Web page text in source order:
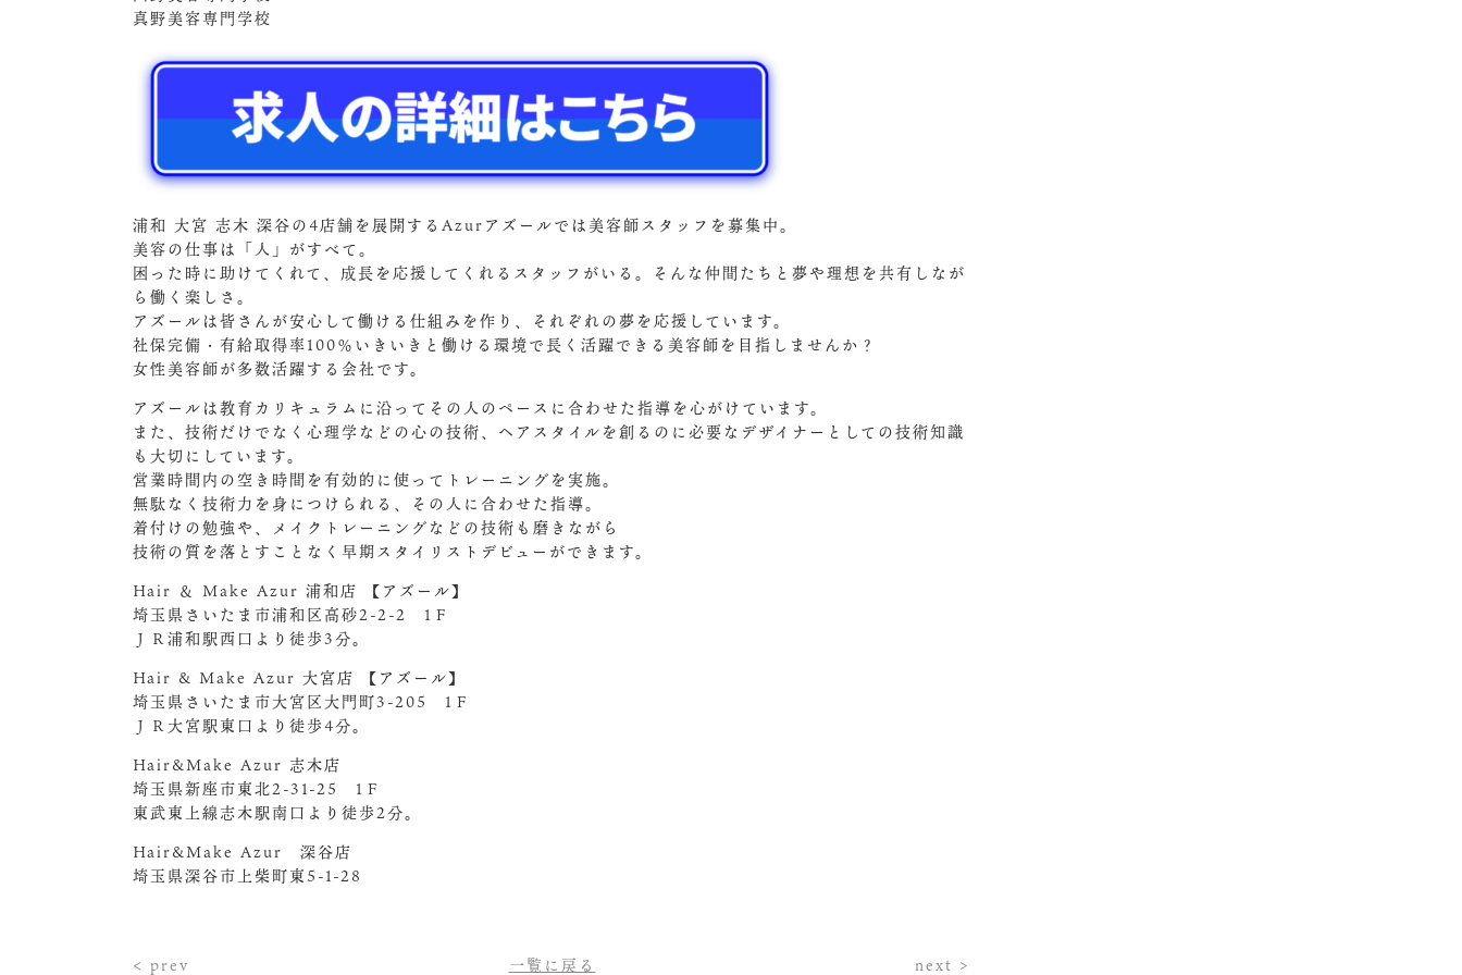
真野美容専門学校
浦和 大宮 志木 深谷の4店舗を展開するAzurアズールでは美容師スタッフを募集中。
美容の仕事は「人」がすべて。
困った時に助けてくれて、成長を応援してくれるスタッフがいる。そんな仲間たちと夢や理想を共有しなが
ら働く楽しさ。
アズールは皆さんが安心して働ける仕組みを作り、それぞれの夢を応援しています。
社保完備・有給取得率100％いきいきと働ける環境で長く活躍できる美容師を目指しませんか？
女性美容師が多数活躍する会社です。
アズールは教育カリキュラムに沿ってその人のペースに合わせた指導を心がけています。
また、技術だけでなく心理学などの心の技術、ヘアスタイルを創るのに必要なデザイナーとしての技術知識
も大切にしています。
営業時間内の空き時間を有効的に使ってトレーニングを実施。
無駄なく技術力を身につけられる、その人に合わせた指導。
着付けの勉強や、メイクトレーニングなどの技術も磨きながら
技術の質を落とすことなく早期スタイリストデビューができます。
Hair ＆ Make Azur 浦和店 【アズール】
埼玉県さいたま市浦和区高砂2-2-2 1Ｆ
ＪＲ浦和駅西口より徒歩3分。
Hair & Make Azur 大宮店 【アズール】
埼玉県さいたま市大宮区大門町3-205 1Ｆ
ＪＲ大宮駅東口より徒歩4分。
Hair&Make Azur 志木店
埼玉県新座市東北2-31-25 1Ｆ
東武東上線志木駅南口より徒歩2分。
Hair&Make Azur 深谷店
埼玉県深谷市上柴町東5-1-28
< prev 一覧に戻る next >